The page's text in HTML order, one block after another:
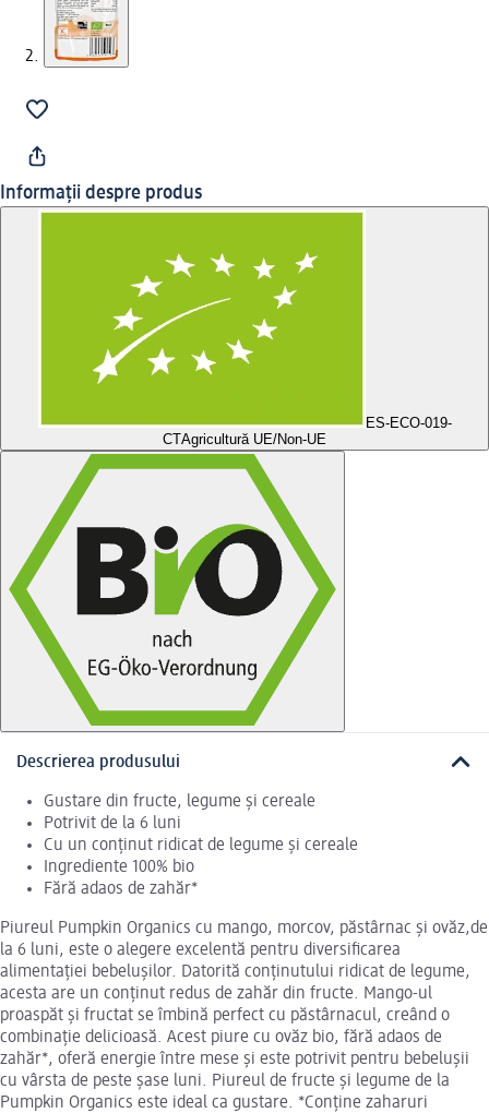
Informații despre produs
ES-ECO-019-
CTAgricultură UE/Non-UE
Descrierea produsului
Gustare din fructe, legume și cereale
Potrivit de la 6 luni
Cu un conținut ridicat de legume și cereale
Ingrediente 100% bio
Fără adaos de zahăr*
Piureul Pumpkin Organics cu mango, morcov, păstârnac și ovăz,de
la 6 luni, este o alegere excelentă pentru diversificarea
alimentației bebelușilor. Datorită conținutului ridicat de legume,
acesta are un conținut redus de zahăr din fructe. Mango-ul
proaspăt și fructat se îmbină perfect cu păstârnacul, creând o
combinație delicioasă. Acest piure cu ovăz bio, fără adaos de
zahăr*, oferă energie între mese și este potrivit pentru bebelușii
cu vârsta de peste șase luni. Piureul de fructe și legume de la
Pumpkin Organics este ideal ca gustare. *Conține zaharuri